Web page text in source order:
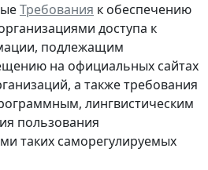
Требования к обеспечению
доступа к
подлежащим
на официальных сайтах
а также требования
лингвистическим
пользования
таких саморегулируемых